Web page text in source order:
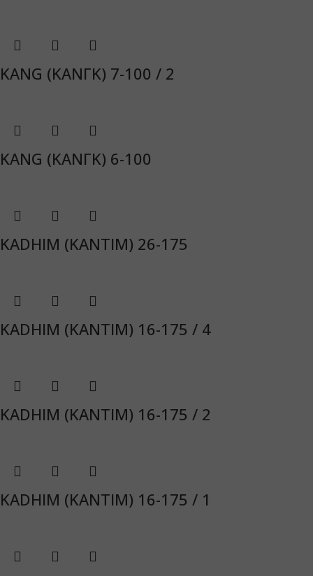
KANG (ΚΑΝΓΚ) 7-100 / 2
KANG (ΚΑΝΓΚ) 6-100
KADHIM (ΚΑΝΤΙΜ) 26-175
KADHIM (ΚΑΝΤΙΜ) 16-175 / 4
KADHIM (ΚΑΝΤΙΜ) 16-175 / 2
KADHIM (ΚΑΝΤΙΜ) 16-175 / 1